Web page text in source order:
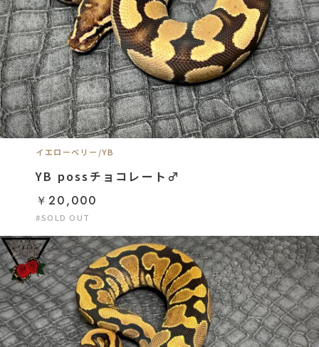
イエローベリー/YB
YB possチョコレート♂
￥20,000
#SOLD OUT